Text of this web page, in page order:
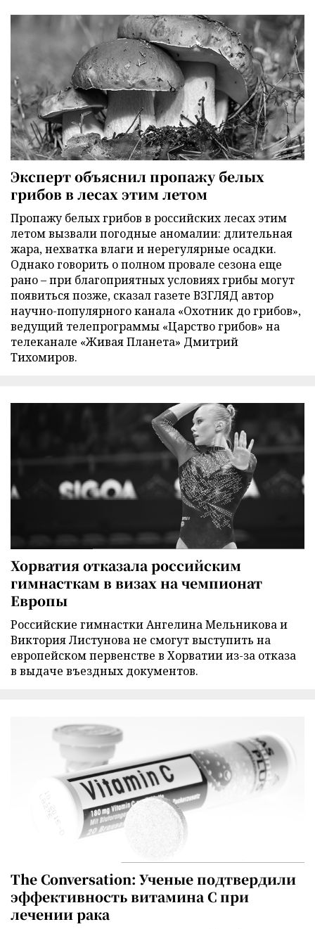
Эксперт объяснил пропажу белых
грибов в лесах этим летом
Пропажу белых грибов в российских лесах этим
летом вызвали погодные аномалии: длительная
жара, нехватка влаги и нерегулярные осадки.
Однако говорить о полном провале сезона еще
рано – при благоприятных условиях грибы могут
появиться позже, сказал газете ВЗГЛЯД автор
научно-популярного канала «Охотник до грибов»,
ведущий телепрограммы «Царство грибов» на
телеканале «Живая Планета» Дмитрий
Тихомиров.
Хорватия отказала российским
гимнасткам в визах на чемпионат
Европы
Российские гимнастки Ангелина Мельникова и
Виктория Листунова не смогут выступить на
европейском первенстве в Хорватии из-за отказа
в выдаче въездных документов.
The Conversation: Ученые подтвердили
эффективность витамина C при
лечении рака